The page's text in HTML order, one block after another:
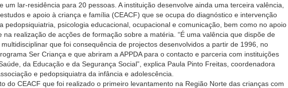
um lar-residência para 20 pessoas. A instituição desenvolve ainda uma terceira valência,
e apoio à criança e família (CEACF) que se ocupa do diagnóstico e intervenção
pedopsiquiatria, psicologia educacional, ocupacional e comunicação, bem como no apoio
na realização de acções de formação sobre a matéria. “É uma valência que dispõe de
que foi consequência de projectos desenvolvidos a partir de 1996, no
Ser Criança e que abriram a APPDA para o contacto e parceria com instituições
da Educação e da Segurança Social”, explica Paula Pinto Freitas, coordenadora
e pedopsiquiatra da infância e adolescência.
do CEACF que foi realizado o primeiro levantamento na Região Norte das crianças com